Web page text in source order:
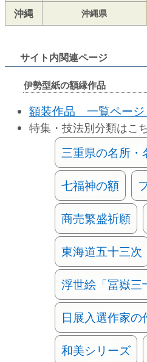
沖縄 沖縄県
サイト内関連ページ
伊勢型紙の額縁作品
額装作品 一覧ページ
特集・技法別分類はこ
三重県の名所・
七福神の額
商売繁盛祈願
東海道五十三次
浮世絵「冨嶽三
日展入選作家の
和美シリーズ